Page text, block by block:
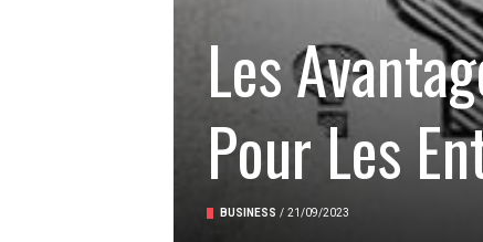
Les
Pour Les
BUSINESS / 21/09/2023